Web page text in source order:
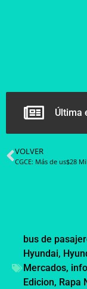
Última
VOLVER
bus de
Hyundai,
Mercados,
Edicion, Rapa